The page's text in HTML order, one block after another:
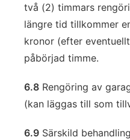
två (2) timmars
längre tid tillkommer
kronor (efter
påbörjad timme.
6.8 Rengöring av
(kan läggas till som
6.9 Särskild